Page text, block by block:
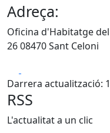
Adreça:
Oficina d'Habitatge
26 08470 Sant Celoni
Darrera actualització:
RSS
L'actualitat a un clic